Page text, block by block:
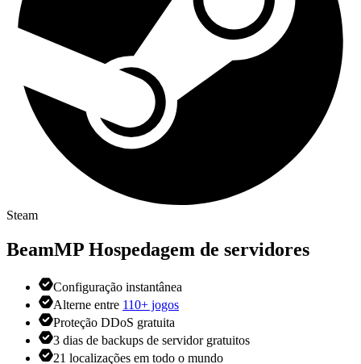
Steam
BeamMP Hospedagem de servidores
Configuração instantânea
Alterne entre 110+ jogos
Proteção DDoS gratuita
3 dias de backups de servidor gratuitos
21 localizações em todo o mundo